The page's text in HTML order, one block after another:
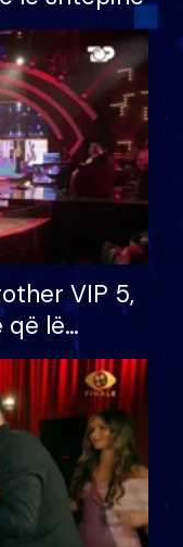
VIP 5,
që lë
për